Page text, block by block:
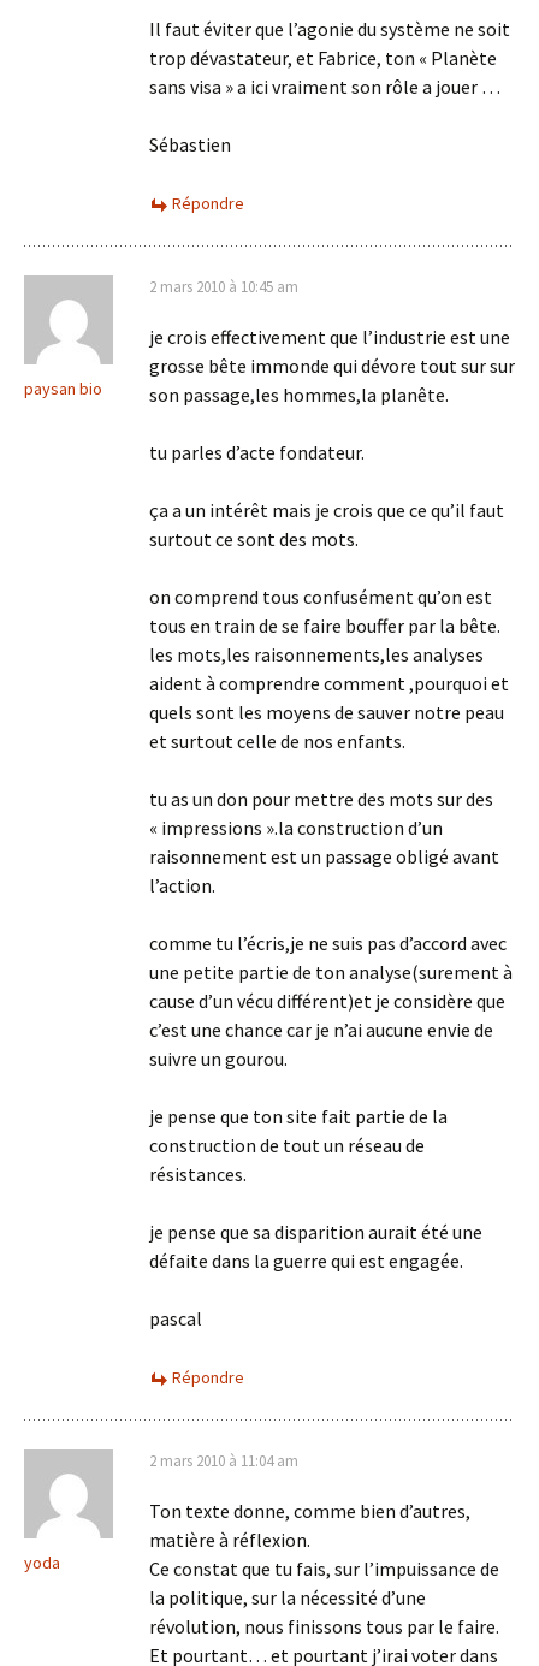
Il faut éviter que l’agonie du système ne soit
trop dévastateur, et Fabrice, ton « Planète
sans visa » a ici vraiment son rôle a jouer …
Sébastien
Répondre
paysan bio
2 mars 2010 à 10:45 am
je crois effectivement que l’industrie est une
grosse bête immonde qui dévore tout sur sur
son passage,les hommes,la planête.
tu parles d’acte fondateur.
ça a un intérêt mais je crois que ce qu’il faut
surtout ce sont des mots.
on comprend tous confusément qu’on est
tous en train de se faire bouffer par la bête.
les mots,les raisonnements,les analyses
aident à comprendre comment ,pourquoi et
quels sont les moyens de sauver notre peau
et surtout celle de nos enfants.
tu as un don pour mettre des mots sur des
« impressions ».la construction d’un
raisonnement est un passage obligé avant
l’action.
comme tu l’écris,je ne suis pas d’accord avec
une petite partie de ton analyse(surement à
cause d’un vécu différent)et je considère que
c’est une chance car je n’ai aucune envie de
suivre un gourou.
je pense que ton site fait partie de la
construction de tout un réseau de
résistances.
je pense que sa disparition aurait été une
défaite dans la guerre qui est engagée.
pascal
Répondre
yoda
2 mars 2010 à 11:04 am
Ton texte donne, comme bien d’autres,
matière à réflexion.
Ce constat que tu fais, sur l’impuissance de
la politique, sur la nécessité d’une
révolution, nous finissons tous par le faire.
Et pourtant… et pourtant j’irai voter dans